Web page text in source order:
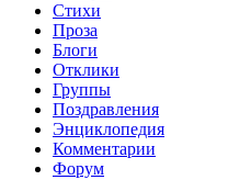
Стихи
Проза
Блоги
Отклики
Группы
Поздравления
Энциклопедия
Комментарии
Форум